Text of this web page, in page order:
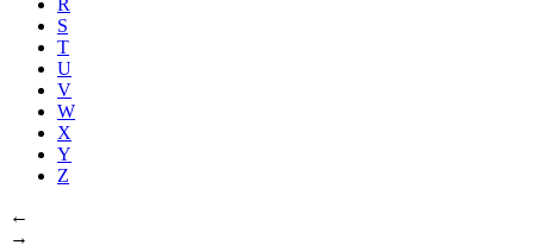
S
T
U
V
W
X
Y
Z
←
→